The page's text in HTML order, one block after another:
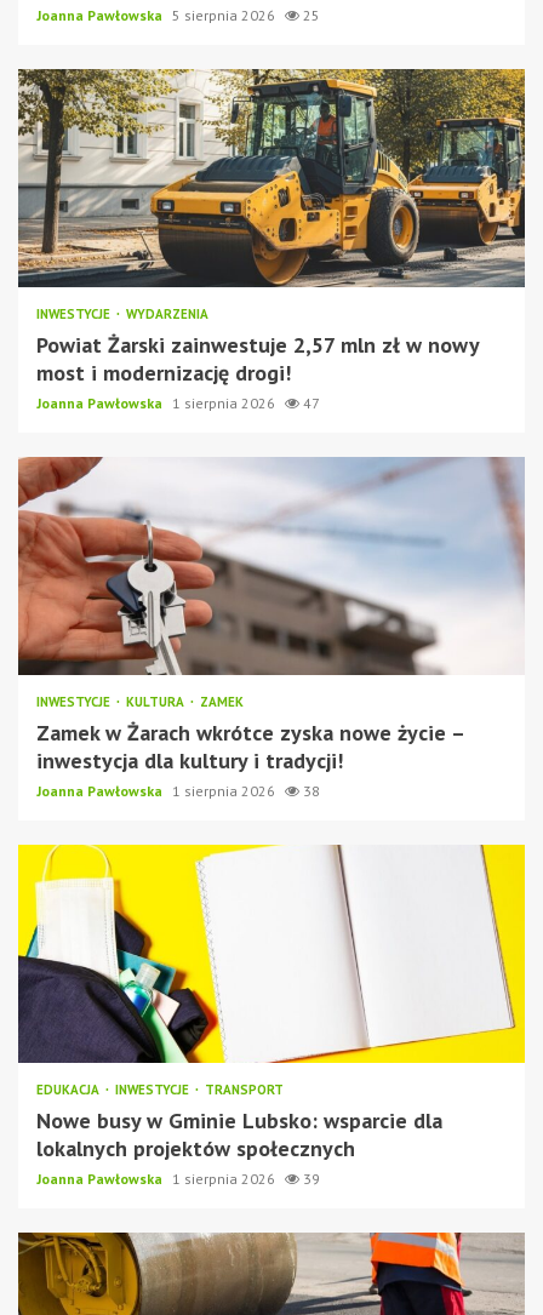
Joanna Pawłowska 5 sierpnia 2026 25
INWESTYCJE WYDARZENIA
Powiat Żarski zainwestuje 2,57 mln zł w nowy
most i modernizację drogi!
Joanna Pawłowska 1 sierpnia 2026 47
INWESTYCJE KULTURA ZAMEK
Zamek w Żarach wkrótce zyska nowe życie –
inwestycja dla kultury i tradycji!
Joanna Pawłowska 1 sierpnia 2026 38
EDUKACJA INWESTYCJE TRANSPORT
Nowe busy w Gminie Lubsko: wsparcie dla
lokalnych projektów społecznych
Joanna Pawłowska 1 sierpnia 2026 39